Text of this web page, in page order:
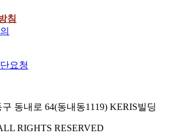
침
요청
동내로 64(동내동1119) KERIS빌딩
RIGHTS RESERVED